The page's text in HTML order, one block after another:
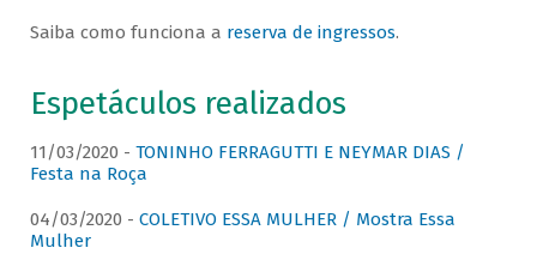
Saiba como funciona a reserva de ingressos.
Espetáculos realizados
11/03/2020 - TONINHO FERRAGUTTI E NEYMAR DIAS /
Festa na Roça
04/03/2020 - COLETIVO ESSA MULHER / Mostra Essa
Mulher